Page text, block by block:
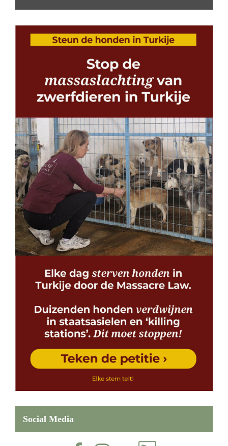
Social Media